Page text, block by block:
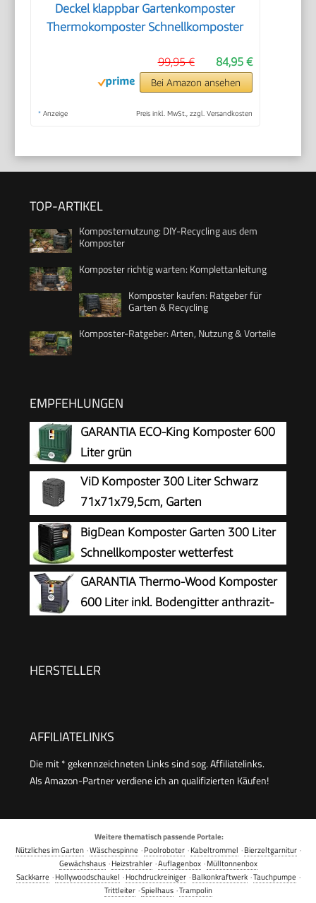
Deckel klappbar Gartenkomposter
Thermokomposter Schnellkomposter
84,95 €
99,95 €
Bei Amazon ansehen
* Anzeige Preis inkl. MwSt., zzgl. Versandkosten
TOP-ARTIKEL
Komposternutzung: DIY-Recycling aus dem
Komposter
Komposter richtig warten: Komplettanleitung
Komposter kaufen: Ratgeber für
Garten & Recycling
Komposter-Ratgeber: Arten, Nutzung & Vorteile
EMPFEHLUNGEN
GARANTIA ECO-King Komposter 600
Liter grün
ViD Komposter 300 Liter Schwarz
71x71x79,5cm, Garten
Schnellkomposter, Robust,
Witterungsbeständig, Thermokomposter mit
Belüftungssystem, Kunststoff
BigDean Komposter Garten 300 Liter
Schnellkomposter wetterfest
GARANTIA Thermo-Wood Komposter
600 Liter inkl. Bodengitter anthrazit-
HERSTELLER
AFFILIATELINKS
Die mit * gekennzeichneten Links sind sog. Affiliatelinks.
Als Amazon-Partner verdiene ich an qualifizierten Käufen!
Weitere thematisch passende Portale:
Nützliches im Garten·Wäschespinne ·Poolroboter·Kabeltrommel ·Bierzeltgarnitur·
Gewächshaus·Heizstrahler·Auflagenbox·Mülltonnenbox
Sackkarre ·Hollywoodschaukel ·Hochdruckreiniger·Balkonkraftwerk·Tauchpumpe ·
Trittleiter·Spielhaus·Trampolin